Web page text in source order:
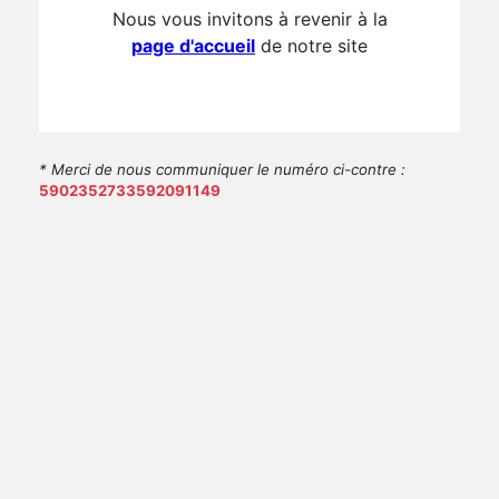
Nous vous invitons à revenir à la
page d'accueil de notre site
* Merci de nous communiquer le numéro ci-contre :
5902352733592091149